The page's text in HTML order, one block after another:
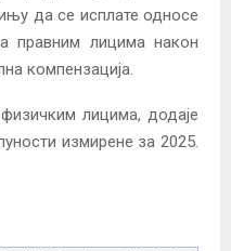
да се исплате односе
правним лицима након
компензација.
лицима, додаје
измирене за 2025.